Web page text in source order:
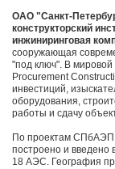
ОАО "Санкт-
конструкторский
инжиниринговая
сооружающая
"под ключ". В мировой
Procurement
инвестиций,
оборудования,
работы и сдачу
По проектам СПбАЭП
построено и введено
18 АЭС. География